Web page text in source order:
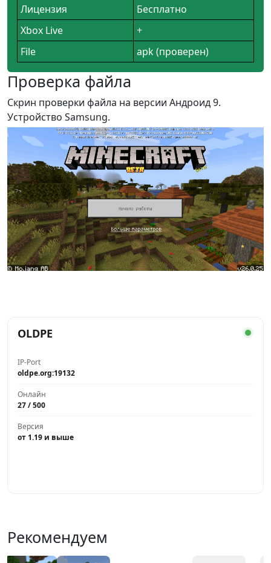
Лицензия
Бесплатно
Xbox Live
+
File
apk (проверен)
Проверка файла
Скрин проверки файла на версии Андроид 9.
Устройство Samsung.
OLDPE
IP-Port
oldpe.org:19132
Онлайн
27 / 500
Версия
от 1.19 и выше
Рекомендуем